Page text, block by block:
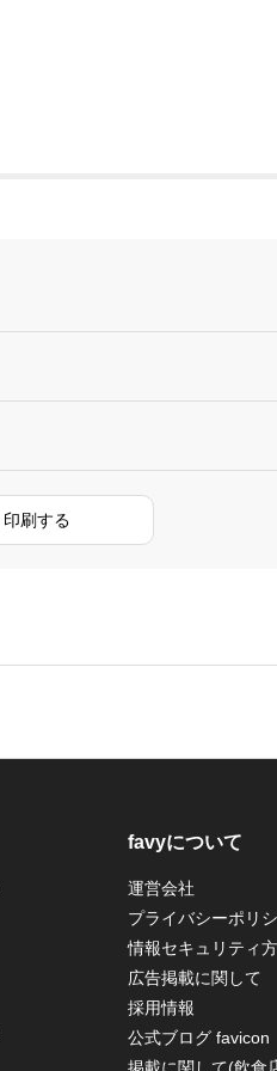
印刷する
favyについて
運営会社
プライバシーポリ
情報セキュリティ
広告掲載に関して
採用情報
公式ブログ favicon
掲載に関して(飲食